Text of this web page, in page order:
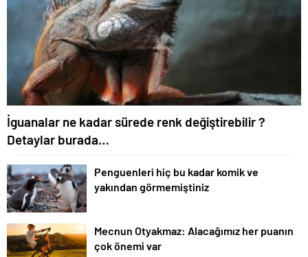
İguanalar ne kadar sürede renk değiştirebilir ?
Detaylar burada…
Penguenleri hiç bu kadar komik ve
yakından görmemiştiniz
Mecnun Otyakmaz: Alacağımız her puanın
çok önemi var